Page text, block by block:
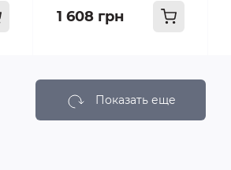
1 608 грн
Показать еще